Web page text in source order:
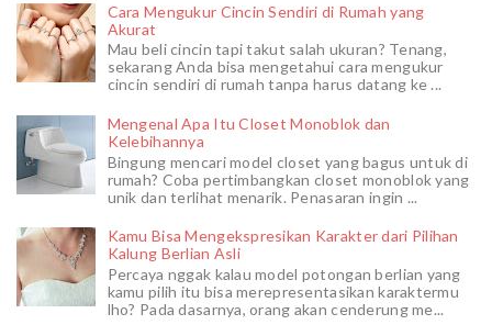
Cara Mengukur Cincin Sendiri di Rumah yang
Akurat
Mau beli cincin tapi takut salah ukuran? Tenang,
sekarang Anda bisa mengetahui cara mengukur
cincin sendiri di rumah tanpa harus datang ke ...
Mengenal Apa Itu Closet Monoblok dan
Kelebihannya
Bingung mencari model closet yang bagus untuk di
rumah? Coba pertimbangkan closet monoblok yang
unik dan terlihat menarik. Penasaran ingin ...
Kamu Bisa Mengekspresikan Karakter dari Pilihan
Kalung Berlian Asli
Percaya nggak kalau model potongan berlian yang
kamu pilih itu bisa merepresentasikan karaktermu
lho? Pada dasarnya, orang akan cenderung me...